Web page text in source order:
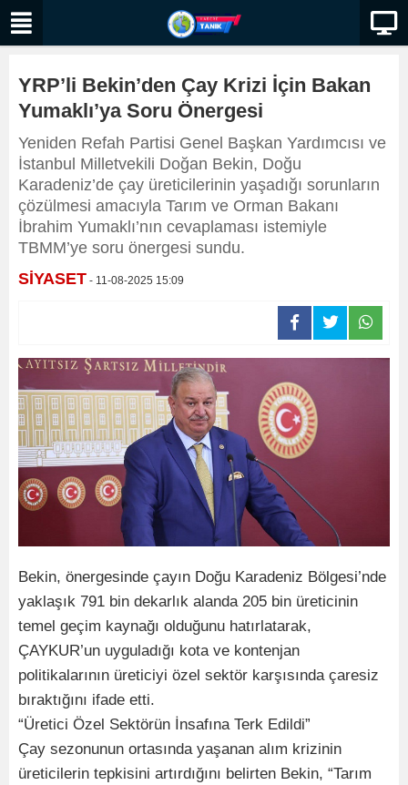
YRP’li Bekin’den Çay Krizi İçin Bakan
Yumaklı’ya Soru Önergesi
Yeniden Refah Partisi Genel Başkan Yardımcısı ve
İstanbul Milletvekili Doğan Bekin, Doğu
Karadeniz’de çay üreticilerinin yaşadığı sorunların
çözülmesi amacıyla Tarım ve Orman Bakanı
İbrahim Yumaklı’nın cevaplaması istemiyle
TBMM’ye soru önergesi sundu.
SİYASET - 11-08-2025 15:09
Bekin, önergesinde çayın Doğu Karadeniz Bölgesi’nde
yaklaşık 791 bin dekarlık alanda 205 bin üreticinin
temel geçim kaynağı olduğunu hatırlatarak,
ÇAYKUR’un uyguladığı kota ve kontenjan
politikalarının üreticiyi özel sektör karşısında çaresiz
bıraktığını ifade etti.
“Üretici Özel Sektörün İnsafına Terk Edildi”
Çay sezonunun ortasında yaşanan alım krizinin
üreticilerin tepkisini artırdığını belirten Bekin, “Tarım